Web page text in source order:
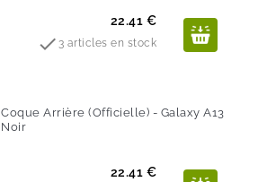
Prix
22.41 €
 3 articles en stock
Coque Arrière (Officielle) - Galaxy A13
Noir
Prix
22.41 €